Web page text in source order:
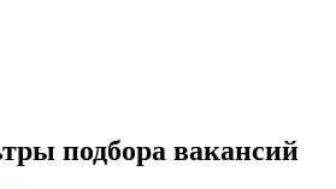
подбора вакансий